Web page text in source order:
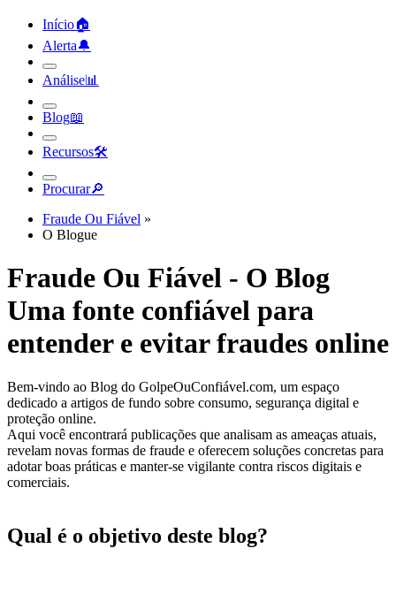
Início🏠︎
Alerta🔔︎
Análise📊︎
Blog📖︎
Recursos🛠︎
Procurar🔎︎
Fraude Ou Fiável »
O Blogue
Fraude Ou Fiável - O Blog
Uma fonte confiável para
entender e evitar fraudes online
Bem-vindo ao Blog do GolpeOuConfiável.com, um espaço
dedicado a artigos de fundo sobre consumo, segurança digital e
proteção online.
Aqui você encontrará publicações que analisam as ameaças atuais,
revelam novas formas de fraude e oferecem soluções concretas para
adotar boas práticas e manter-se vigilante contra riscos digitais e
comerciais.
Qual é o objetivo deste blog?